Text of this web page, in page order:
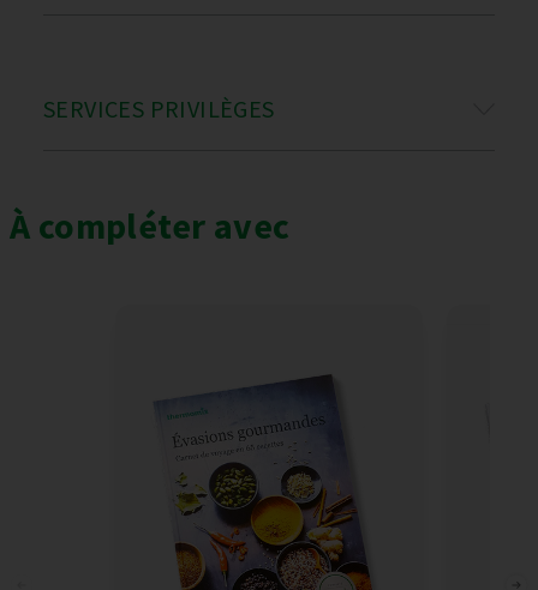
SERVICES PRIVILÈGES
À compléter avec